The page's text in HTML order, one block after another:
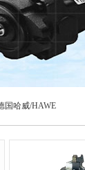
国哈威/HAWE